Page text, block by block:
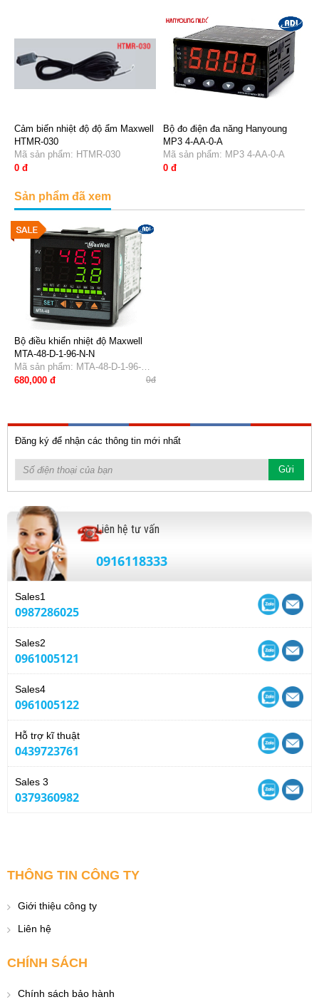
Cảm biến nhiệt độ độ ẩm Maxwell
HTMR-030
Mã sản phẩm: HTMR-030
0 đ
Bộ đo điện đa năng Hanyoung
MP3 4-AA-0-A
Mã sản phẩm: MP3 4-AA-0-A
0 đ
Sản phẩm đã xem
Bộ điều khiển nhiệt độ Maxwell
MTA-48-D-1-96-N-N
Mã sản phẩm: MTA-48-D-1-96-N-
N
680,000 đ 0đ
Đăng ký để nhận các thông tin mới nhất
Liên hệ tư vấn
0916118333
Sales1
0987286025
Sales2
0961005121
Sales4
0961005122
Hỗ trợ kĩ thuật
0439723761
Sales 3
0379360982
THÔNG TIN CÔNG TY
Giới thiệu công ty
Liên hệ
CHÍNH SÁCH
Chính sách bảo hành